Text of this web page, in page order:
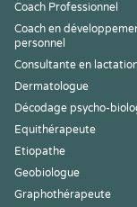
Coach Professionnel
Coach en
personnel
Consultante en
Dermatologue
Décodage psycho-
Equithérapeute
Etiopathe
Geobiologue
Graphothérapeute